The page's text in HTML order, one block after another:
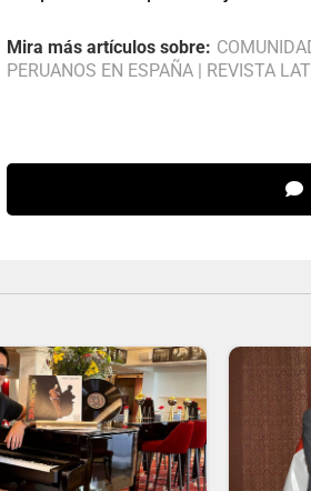
Mira más artículos sobre:
PERUANOS EN ESPAÑA
REVISTA